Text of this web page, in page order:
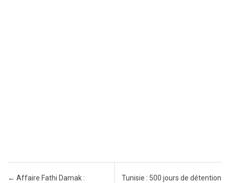
Post navigation
← Affaire Fathi Damak :
Tunisie : 500 jours de détention